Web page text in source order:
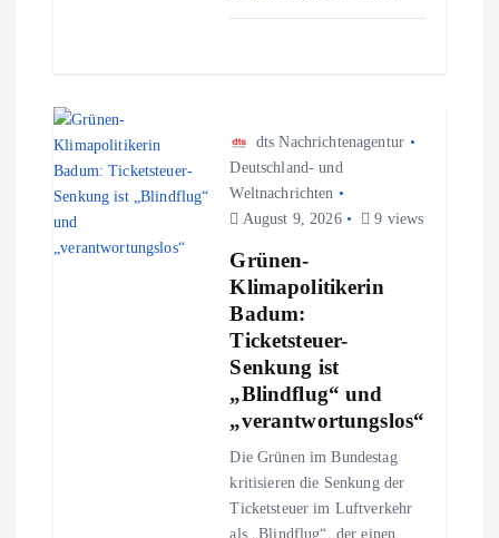
dts Nachrichtenagentur
Deutschland- und
Weltnachrichten
August 9, 2026
9 views
Grünen-
Klimapolitikerin
Badum:
Ticketsteuer-
Senkung ist
„Blindflug“ und
„verantwortungslos“
Die Grünen im Bundestag
kritisieren die Senkung der
Ticketsteuer im Luftverkehr
als „Blindflug“, der einen